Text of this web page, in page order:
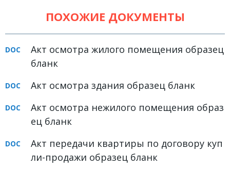
ПОХОЖИЕ ДОКУМЕНТЫ
Акт осмотра жилого помещения образец
бланк
Акт осмотра здания образец бланк
Акт осмотра нежилого помещения образ
ец бланк
Акт передачи квартиры по договору куп
ли-продажи образец бланк
Земельное право
Медицинское право
Миграционное право
Налоговое право
Семейное право
Трудовое право
Уголовное право
Финансовое право
Юридические новости